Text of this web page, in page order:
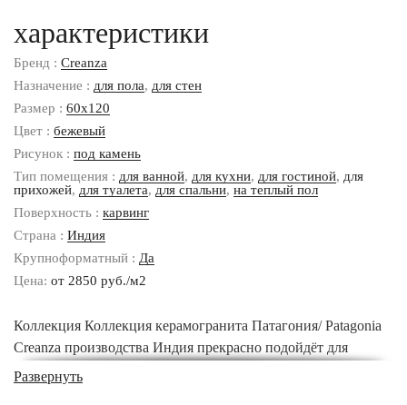
характеристики
Бренд : Creanza
Назначение : для пола, для стен
Размер : 60x120
Цвет : бежевый
Рисунок : под камень
Тип помещения : для ванной, для кухни, для гостиной, для
прихожей, для туалета, для спальни, на теплый пол
Поверхность : карвинг
Страна : Индия
Крупноформатный : Да
Цена: от 2850 руб./м2
Коллекция Коллекция керамогранита Патагония/ Patagonia
Creanza производства Индия прекрасно подойдёт для
ванной, для кухни, для гостиной, для прихожей, для
Развернуть